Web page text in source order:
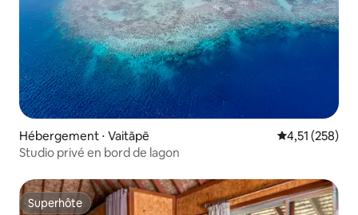
Hébergement ⋅ Vaitāpē Évaluation
4,51 (258)
Studio privé en bord de lagon
Superhôte
Superhôte